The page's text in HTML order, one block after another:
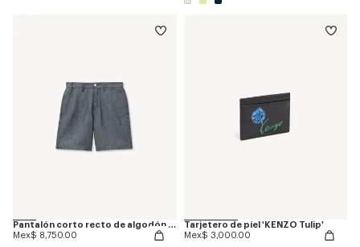
Pantalón corto recto de algodón y lino 'KENZO Tulip'
Mex$ 8,750.00
Tarjetero de piel 'KENZO Tulip'
Mex$ 3,000.00